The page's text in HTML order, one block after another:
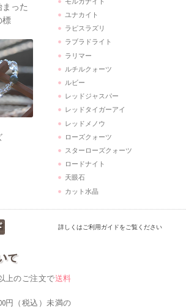
った
標
ユナカイト
ラピスラズリ
ラブラドライト
ラリマー
ルチルクォーツ
ルビー
レッドジャスパー
レッドタイガーアイ
レッドメノウ
ローズクォーツ
スターローズクォーツ
ロードナイト
天眼石
カット水晶
詳しくはご利用ガイドをご覧ください
上のご注文で送料
円（税込）未満の